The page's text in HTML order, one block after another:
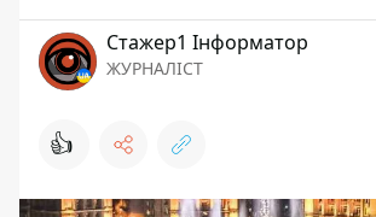
Стажер1 Інформатор
ЖУРНАЛІСТ
👍